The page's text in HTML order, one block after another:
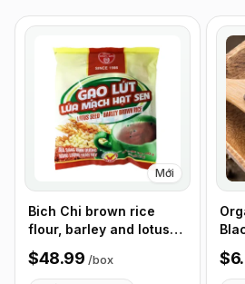
Mới
Bich Chi brown rice
flour, barley and lotus
seeds 12 Pack/Bag,
300g, Box of 24 Bags
$48.99 /box
lb